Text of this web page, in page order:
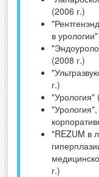
(2006 г.)
в
(2008 г.)
г.)
"Урология"
"REZUM в
г.)